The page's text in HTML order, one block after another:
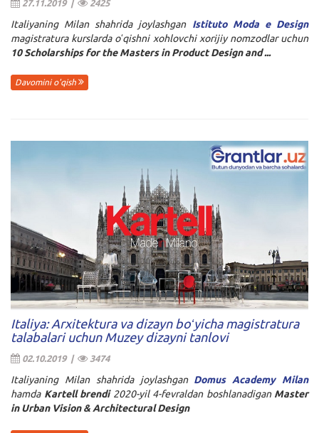
27.11.2019 | 2425
Italiyaning Milan shahrida joylashgan Istituto Moda e Design
magistratura kurslarda oʻqishni xohlovchi xorijiy nomzodlar uchun
10 Scholarships for the Masters in Product Design and ...
Davomini o'qish
Italiya: Arxitektura va dizayn boʻyicha magistratura
talabalari uchun Muzey dizayni tanlovi
02.10.2019 | 3474
Italiyaning Milan shahrida joylashgan Domus Academy Milan
hamda Kartell brendi 2020-yil 4-fevraldan boshlanadigan Master
in Urban Vision & Architectural Design